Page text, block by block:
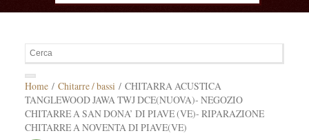
Home/ Chitarre / bassi / CHITARRA ACUSTICA
TANGLEWOOD JAWA TWJ DCE(NUOVA)- NEGOZIO
CHITARRE A SAN DONA’ DI PIAVE (VE)- RIPARAZIONE
CHITARRE A NOVENTA DI PIAVE(VE)